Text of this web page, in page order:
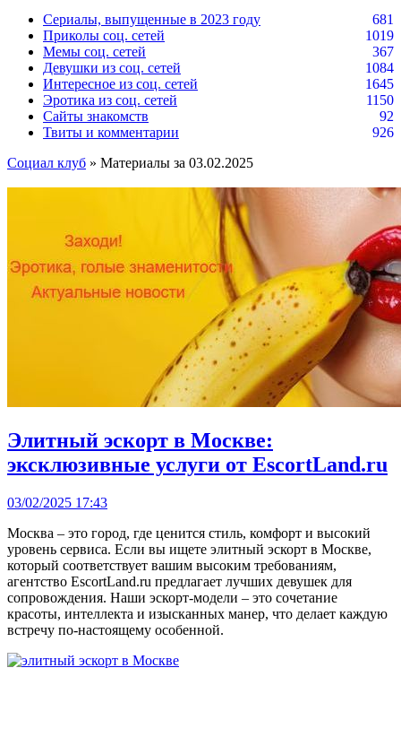
Сериалы, выпущенные в 2023 году
681
Приколы соц. сетей
1019
Мемы соц. сетей
367
Девушки из соц. сетей
1084
Интересное из соц. сетей
1645
Эротика из соц. сетей
1150
Сайты знакомств
92
Твиты и комментарии
926
Социал клуб » Материалы за 03.02.2025
Элитный эскорт в Москве:
эксклюзивные услуги от EscortLand.ru
03/02/2025 17:43
Москва – это город, где ценится стиль, комфорт и высокий
уровень сервиса. Если вы ищете элитный эскорт в Москве,
который соответствует вашим высоким требованиям,
агентство EscortLand.ru предлагает лучших девушек для
сопровождения. Наши эскорт-модели – это сочетание
красоты, интеллекта и изысканных манер, что делает каждую
встречу по-настоящему особенной.